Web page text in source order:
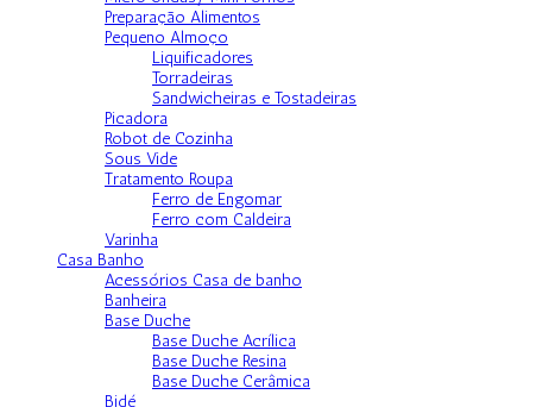
Preparação Alimentos
Pequeno Almoço
Liquificadores
Torradeiras
Sandwicheiras e Tostadeiras
Picadora
Robot de Cozinha
Sous Vide
Tratamento Roupa
Ferro de Engomar
Ferro com Caldeira
Varinha
Casa Banho
Acessórios Casa de banho
Banheira
Base Duche
Base Duche Acrílica
Base Duche Resina
Base Duche Cerâmica
Bidé